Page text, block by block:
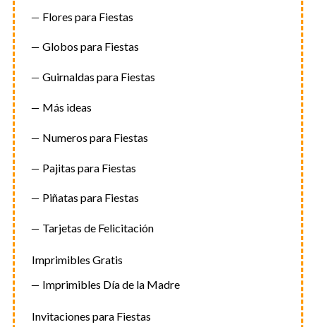
Flores para Fiestas
Globos para Fiestas
Guirnaldas para Fiestas
Más ideas
Numeros para Fiestas
Pajitas para Fiestas
Piñatas para Fiestas
Tarjetas de Felicitación
Imprimibles Gratis
Imprimibles Día de la Madre
Invitaciones para Fiestas